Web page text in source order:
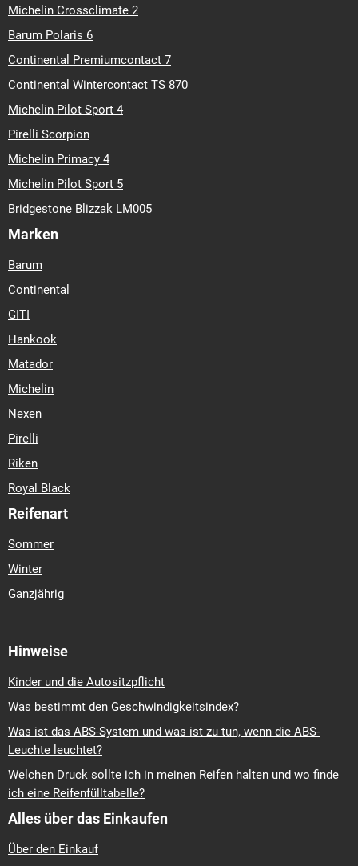
Michelin Crossclimate 2
Barum Polaris 6
Continental Premiumcontact 7
Continental Wintercontact TS 870
Michelin Pilot Sport 4
Pirelli Scorpion
Michelin Primacy 4
Michelin Pilot Sport 5
Bridgestone Blizzak LM005
Marken
Barum
Continental
GITI
Hankook
Matador
Michelin
Nexen
Pirelli
Riken
Royal Black
Reifenart
Sommer
Winter
Ganzjährig
Hinweise
Kinder und die Autositzpflicht
Was bestimmt den Geschwindigkeitsindex?
Was ist das ABS-System und was ist zu tun, wenn die ABS-
Leuchte leuchtet?
Welchen Druck sollte ich in meinen Reifen halten und wo finde
ich eine Reifenfülltabelle?
Alles über das Einkaufen
Über den Einkauf